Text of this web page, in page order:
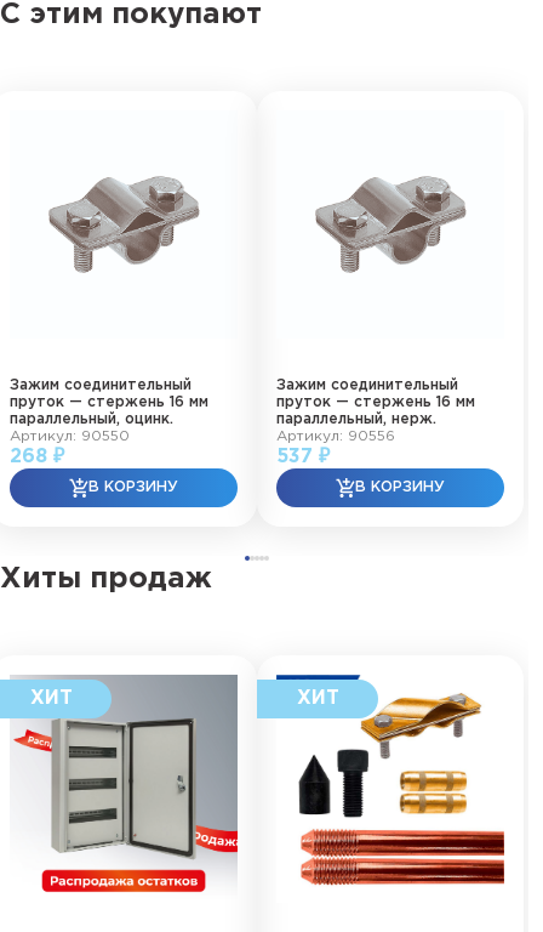
С этим покупают
Зажим соединительный
пруток — стержень 16 мм
параллельный, оцинк.
Артикул: 90550
268 ₽
Зажим соединительный
пруток — стержень 16 мм
параллельный, нерж.
Артикул: 90556
537 ₽
Хиты продаж